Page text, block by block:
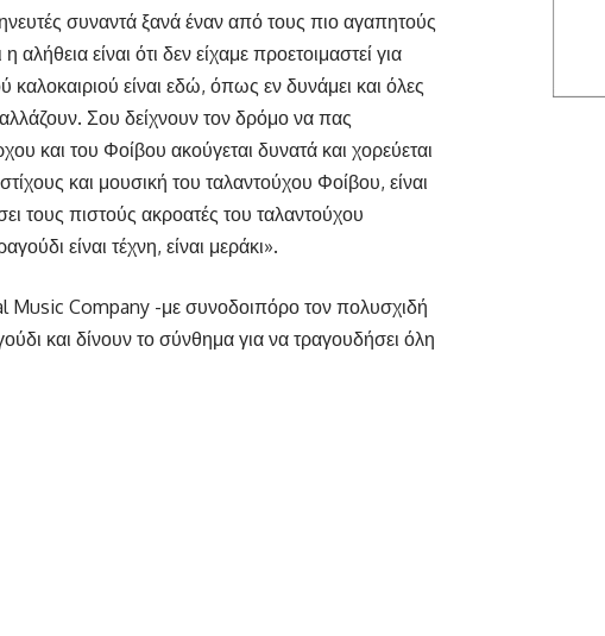
συναντά ξανά έναν από τους πιο αγαπητούς
είναι ότι δεν είχαμε προετοιμαστεί για
είναι εδώ, όπως εν δυνάμει και όλες
Σου δείχνουν τον δρόμο να πας
και του Φοίβου ακούγεται δυνατά και χορεύεται
και μουσική του ταλαντούχου Φοίβου, είναι
τους πιστούς ακροατές του ταλαντούχου
είναι τέχνη, είναι μεράκι».
Music Company -με συνοδοιπόρο τον πολυσχιδή
και δίνουν το σύνθημα για να τραγουδήσει όλη